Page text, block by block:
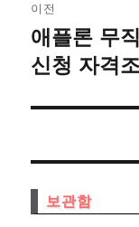
내
비
게
이전
이
전
애플론 무
신청 자격
보관함